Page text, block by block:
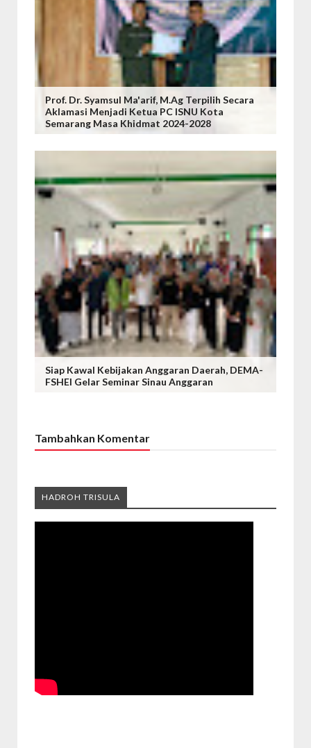
Prof. Dr. Syamsul Ma'arif, M.Ag Terpilih Secara
Aklamasi Menjadi Ketua PC ISNU Kota
Semarang Masa Khidmat 2024-2028
Siap Kawal Kebijakan Anggaran Daerah, DEMA-
FSHEI Gelar Seminar Sinau Anggaran
Tambahkan Komentar
HADROH TRISULA